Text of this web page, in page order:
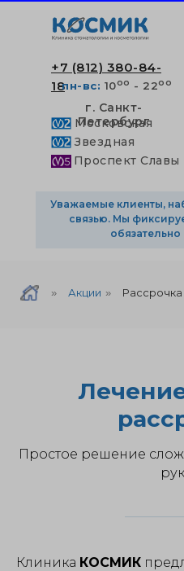
г. Санкт-
Петербург
+7 (812) 380-84-
18пн-вс: 10оо - 22оо
Проспект Славы
Звездная
Московская
Уважаемые клиенты,
связью. Мы
» Акции » Рассрочка
Простое решение
Клиника КОСМИК